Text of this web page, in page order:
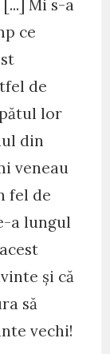
Mi s-a
ce
de
lor
din
veneau
fel de
a lungul
și că
să
vechi!